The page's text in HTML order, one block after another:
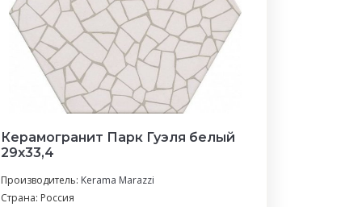
Керамогранит Парк Гуэля белый
29x33,4
Производитель: Kerama Marazzi
Страна: Россия